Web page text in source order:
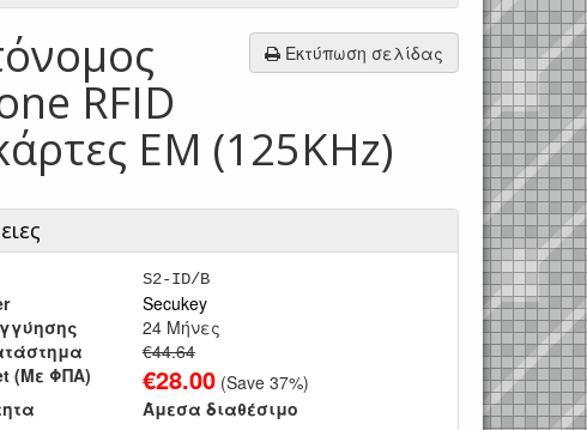
Εκτύπωση σελίδας
RFID
EM (125KHz)
S2-ID/B
Secukey
24 Μήνες
€44.64
(Με ΦΠΑ)
€28.00(Save 37%)
Άμεσα διαθέσιμο